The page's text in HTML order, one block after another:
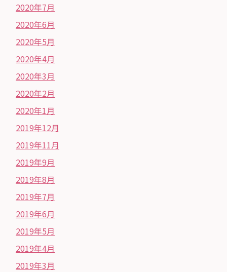
2020年7月
2020年6月
2020年5月
2020年4月
2020年3月
2020年2月
2020年1月
2019年12月
2019年11月
2019年9月
2019年8月
2019年7月
2019年6月
2019年5月
2019年4月
2019年3月